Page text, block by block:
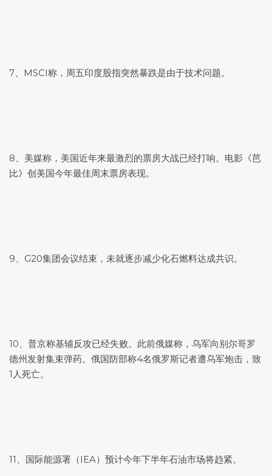
7、MSCI称，周五印度股指突然暴跌是由于技术问题。
8、美媒称，美国近年来最激烈的票房大战已经打响。电影《芭
比》创美国今年最佳周末票房表现。
9、G20集团会议结束，未就逐步减少化石燃料达成共识。
10、普京称基辅反攻已经失败。此前俄媒称，乌军向别尔哥罗
德州发射集束弹药。俄国防部称4名俄罗斯记者遭乌军炮击，致
1人死亡。
11、国际能源署（IEA）预计今年下半年石油市场将趋紧。